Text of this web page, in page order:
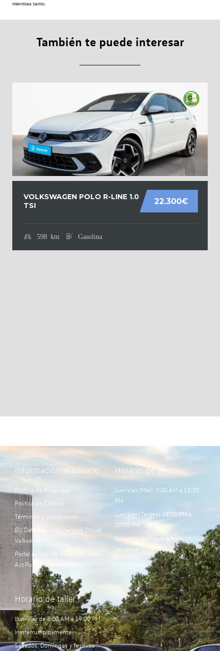
mientras tanto.
También te puede interesar
22.300€
VOLKSWAGEN POLO R-LINE 1.0
TSI
598 km Gasolina
Información al usuario
Política de Privacidad
Política de Cookies
Términos y Condiciones
EU Data Act - Página Web Oficial
Volkswagen
Portal central de Grupo “EU Data
Act Portal”:
Horario de ventas
Lun-Vier (Mañ) 9:00 AM a 13:30
PM
Lun-Vier (Tardes) 16:00 PM a
20:00 PM
Sábados, Domigos y festivos
cerrados.
Horario de taller
Lun-Vier de 8:00 AM a 19:00 PM
Ininterrumpidamente.
Sábados, Domingos y festivos